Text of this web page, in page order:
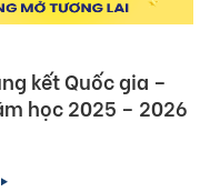
thi cấp Tỉnh
Challenge